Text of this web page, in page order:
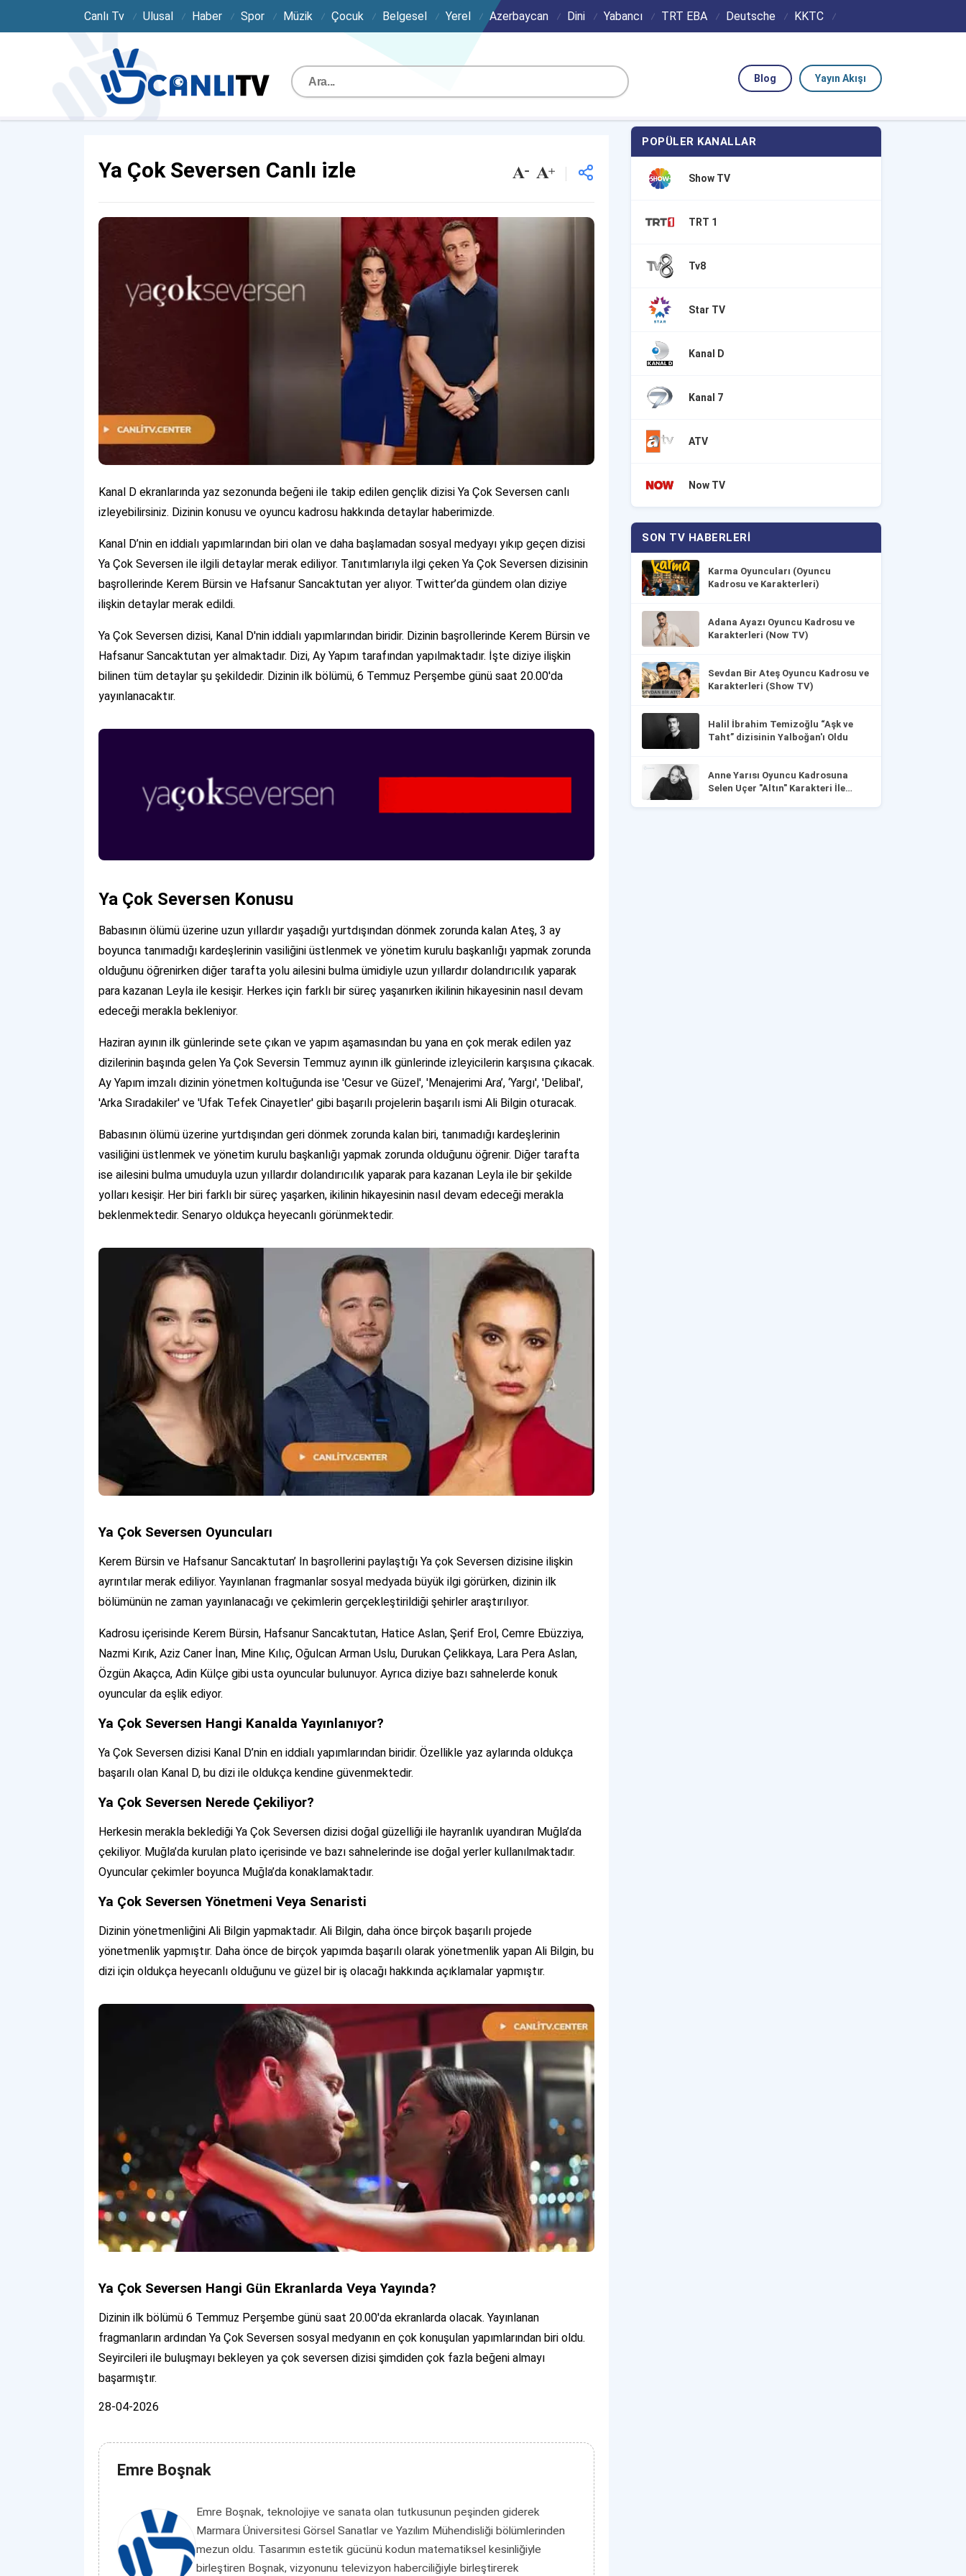
Canlı Tv Ulusal Haber Spor Müzik Çocuk Belgesel Yerel Azerbaycan Dini Yabancı TRT EBA Deutsche KKTC
Yayın Akışı
Blog
Ya Çok Seversen Canlı izle
Kanal D ekranlarında yaz sezonunda beğeni ile takip edilen gençlik dizisi Ya Çok Seversen canlı
izleyebilirsiniz. Dizinin konusu ve oyuncu kadrosu hakkında detaylar haberimizde.
Kanal D’nin en iddialı yapımlarından biri olan ve daha başlamadan sosyal medyayı yıkıp geçen dizisi
Ya Çok Seversen ile ilgili detaylar merak ediliyor. Tanıtımlarıyla ilgi çeken Ya Çok Seversen dizisinin
başrollerinde Kerem Bürsin ve Hafsanur Sancaktutan yer alıyor. Twitter’da gündem olan diziye
ilişkin detaylar merak edildi.
Ya Çok Seversen dizisi, Kanal D'nin iddialı yapımlarından biridir. Dizinin başrollerinde Kerem Bürsin ve
Hafsanur Sancaktutan yer almaktadır. Dizi, Ay Yapım tarafından yapılmaktadır. İşte diziye ilişkin
bilinen tüm detaylar şu şekildedir. Dizinin ilk bölümü, 6 Temmuz Perşembe günü saat 20.00'da
yayınlanacaktır.
Ya Çok Seversen Konusu
Babasının ölümü üzerine uzun yıllardır yaşadığı yurtdışından dönmek zorunda kalan Ateş, 3 ay
boyunca tanımadığı kardeşlerinin vasiliğini üstlenmek ve yönetim kurulu başkanlığı yapmak zorunda
olduğunu öğrenirken diğer tarafta yolu ailesini bulma ümidiyle uzun yıllardır dolandırıcılık yaparak
para kazanan Leyla ile kesişir. Herkes için farklı bir süreç yaşanırken ikilinin hikayesinin nasıl devam
edeceği merakla bekleniyor.
Haziran ayının ilk günlerinde sete çıkan ve yapım aşamasından bu yana en çok merak edilen yaz
dizilerinin başında gelen Ya Çok Seversin Temmuz ayının ilk günlerinde izleyicilerin karşısına çıkacak.
Ay Yapım imzalı dizinin yönetmen koltuğunda ise 'Cesur ve Güzel', 'Menajerimi Ara’, ‘Yargı', 'Delibal',
'Arka Sıradakiler' ve 'Ufak Tefek Cinayetler' gibi başarılı projelerin başarılı ismi Ali Bilgin oturacak.
Babasının ölümü üzerine yurtdışından geri dönmek zorunda kalan biri, tanımadığı kardeşlerinin
vasiliğini üstlenmek ve yönetim kurulu başkanlığı yapmak zorunda olduğunu öğrenir. Diğer tarafta
ise ailesini bulma umuduyla uzun yıllardır dolandırıcılık yaparak para kazanan Leyla ile bir şekilde
yolları kesişir. Her biri farklı bir süreç yaşarken, ikilinin hikayesinin nasıl devam edeceği merakla
beklenmektedir. Senaryo oldukça heyecanlı görünmektedir.
Ya Çok Seversen Oyuncuları
Kerem Bürsin ve Hafsanur Sancaktutan’ In başrollerini paylaştığı Ya çok Seversen dizisine ilişkin
ayrıntılar merak ediliyor. Yayınlanan fragmanlar sosyal medyada büyük ilgi görürken, dizinin ilk
bölümünün ne zaman yayınlanacağı ve çekimlerin gerçekleştirildiği şehirler araştırılıyor.
Kadrosu içerisinde Kerem Bürsin, Hafsanur Sancaktutan, Hatice Aslan, Şerif Erol, Cemre Ebüzziya,
Nazmi Kırık, Aziz Caner İnan, Mine Kılıç, Oğulcan Arman Uslu, Durukan Çelikkaya, Lara Pera Aslan,
Özgün Akaçca, Adin Külçe gibi usta oyuncular bulunuyor. Ayrıca diziye bazı sahnelerde konuk
oyuncular da eşlik ediyor.
Ya Çok Seversen Hangi Kanalda Yayınlanıyor?
Ya Çok Seversen dizisi Kanal D’nin en iddialı yapımlarından biridir. Özellikle yaz aylarında oldukça
başarılı olan Kanal D, bu dizi ile oldukça kendine güvenmektedir.
Ya Çok Seversen Nerede Çekiliyor?
Herkesin merakla beklediği Ya Çok Seversen dizisi doğal güzelliği ile hayranlık uyandıran Muğla’da
çekiliyor. Muğla’da kurulan plato içerisinde ve bazı sahnelerinde ise doğal yerler kullanılmaktadır.
Oyuncular çekimler boyunca Muğla’da konaklamaktadır.
Ya Çok Seversen Yönetmeni Veya Senaristi
Dizinin yönetmenliğini Ali Bilgin yapmaktadır. Ali Bilgin, daha önce birçok başarılı projede
yönetmenlik yapmıştır. Daha önce de birçok yapımda başarılı olarak yönetmenlik yapan Ali Bilgin, bu
dizi için oldukça heyecanlı olduğunu ve güzel bir iş olacağı hakkında açıklamalar yapmıştır.
Ya Çok Seversen Hangi Gün Ekranlarda Veya Yayında?
Dizinin ilk bölümü 6 Temmuz Perşembe günü saat 20.00'da ekranlarda olacak. Yayınlanan
fragmanların ardından Ya Çok Seversen sosyal medyanın en çok konuşulan yapımlarından biri oldu.
Seyircileri ile buluşmayı bekleyen ya çok seversen dizisi şimdiden çok fazla beğeni almayı
başarmıştır.
28-04-2026
Emre Boşnak
Emre Boşnak, teknolojiye ve sanata olan tutkusunun peşinden giderek
Marmara Üniversitesi Görsel Sanatlar ve Yazılım Mühendisliği bölümlerinden
mezun oldu. Tasarımın estetik gücünü kodun matematiksel kesinliğiyle
birleştiren Boşnak, vizyonunu televizyon haberciliğiyle birleştirerek
POPÜLER KANALLAR
Show TV
TRT 1
Tv8
Star TV
Kanal D
Kanal 7
ATV
Now TV
SON TV HABERLERI
Karma Oyuncuları (Oyuncu
Kadrosu ve Karakterleri)
Adana Ayazı Oyuncu Kadrosu ve
Karakterleri (Now TV)
Sevdan Bir Ateş Oyuncu Kadrosu ve
Karakterleri (Show TV)
Halil İbrahim Temizoğlu “Aşk ve
Taht” dizisinin Yalboğan'ı Oldu
Anne Yarısı Oyuncu Kadrosuna
Selen Uçer "Altın" Karakteri İle